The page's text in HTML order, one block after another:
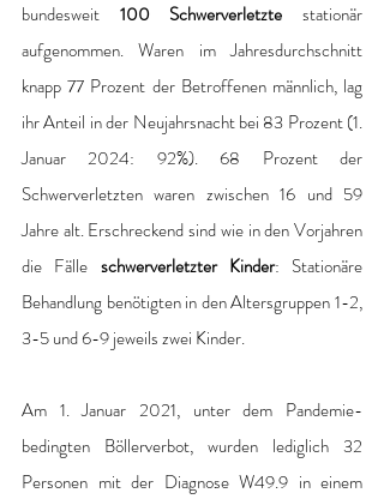
bundesweit 100 Schwerverletzte stationär
aufgenommen. Waren im Jahresdurchschnitt
knapp 77 Prozent der Betroffenen männlich, lag
ihr Anteil in der Neujahrsnacht bei 83 Prozent (1.
Januar 2024: 92%). 68 Prozent der
Schwerverletzten waren zwischen 16 und 59
Jahre alt. Erschreckend sind wie in den Vorjahren
die Fälle schwerverletzter Kinder: Stationäre
Behandlung benötigten in den Altersgruppen 1-2,
3-5 und 6-9 jeweils zwei Kinder.
Am 1. Januar 2021, unter dem Pandemie-
bedingten Böllerverbot, wurden lediglich 32
Personen mit der Diagnose W49.9 in einem